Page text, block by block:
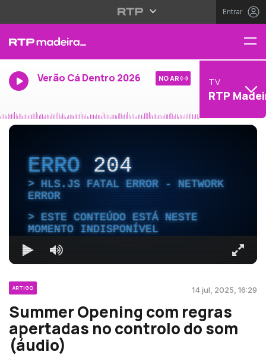
Entrar
Verão Cá Dentro 2026 NO AR TV
RTP
ERRO204
HLS.JS FATAL ERROR - NETWORK
ERROR
ESTE CONTEÚDO ESTÁ NESTE
MOMENTO INDISPONÍVEL
ARTIGO 14 jul, 2025, 16:29
Summer Opening com regras
apertadas no controlo do som
(áudio)